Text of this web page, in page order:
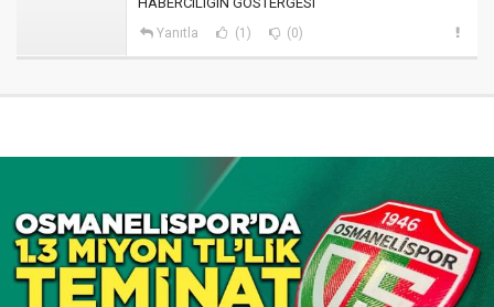
Yanıtla (1) (0)